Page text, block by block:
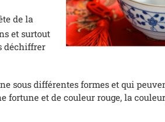
de la
et surtout
déchiffrer
sous différentes formes et qui
fortune et de couleur rouge, la